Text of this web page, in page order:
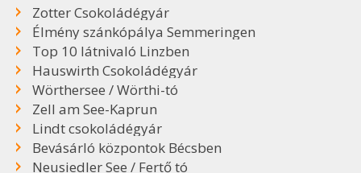
Zotter Csokoládégyár
Élmény szánkópálya Semmeringen
Top 10 látnivaló Linzben
Hauswirth Csokoládégyár
Wörthersee / Wörthi-tó
Zell am See-Kaprun
Lindt csokoládégyár
Bevásárló központok Bécsben
Neusiedler See / Fertő tó